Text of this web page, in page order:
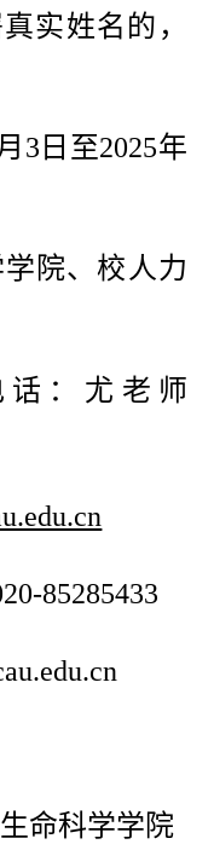
实姓名的，
3 日至2025年
院、校人力
： 尤老师
85285433
生命科学学院